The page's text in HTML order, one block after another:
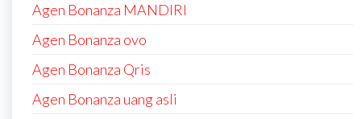
Agen Bonanza MANDIRI
Agen Bonanza ovo
Agen Bonanza Qris
Agen Bonanza uang asli